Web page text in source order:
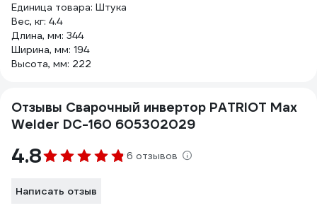
Единица товара: Штука
Вес, кг: 4.4
Длина, мм: 344
Ширина, мм: 194
Высота, мм: 222
Отзывы Сварочный инвертор PATRIOT Max
Welder DC-160 605302029
4.8 6 отзывов
Написать отзыв